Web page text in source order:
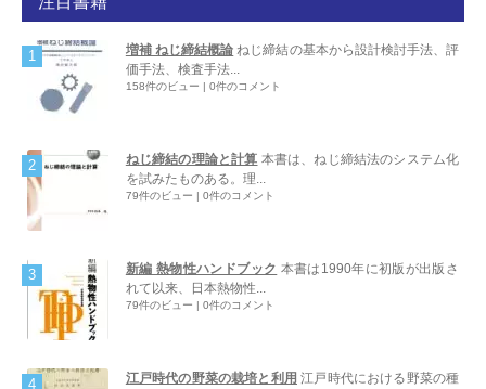
増補 ねじ締結概論 ねじ締結の基本から設計検討手法、評
価手法、検査手法...
158件のビュー | 0件のコメント
ねじ締結の理論と計算 本書は、ねじ締結法のシステム化
を試みたものある。理...
79件のビュー | 0件のコメント
新編 熱物性ハンドブック 本書は1990年に初版が出版さ
れて以来、日本熱物性...
79件のビュー | 0件のコメント
江戸時代の野菜の栽培と利用 江戸時代における野菜の種